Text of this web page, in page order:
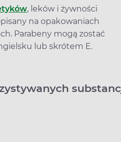
, leków i żywności
na opakowaniach
Parabeny mogą zostać
lub skrótem E.